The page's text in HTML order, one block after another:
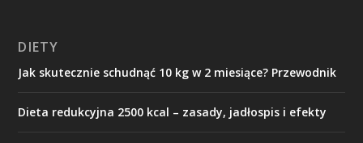
DIETY
Jak skutecznie schudnąć 10 kg w 2 miesiące? Przewodnik
Dieta redukcyjna 2500 kcal – zasady, jadłospis i efekty